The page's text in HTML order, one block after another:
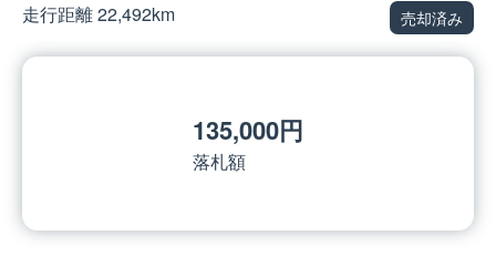
走行距離 22,492km 売却済み
135,000円
落札額